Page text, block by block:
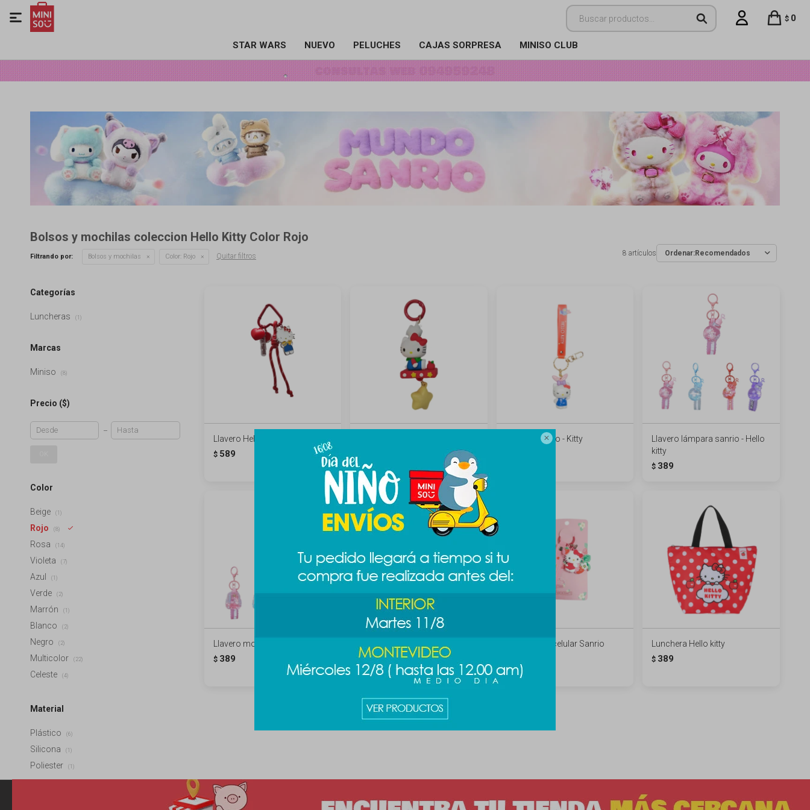

STAR WARS NUEVO PELUCHES CAJAS SORPRESA MINISO CLUB
$ 0

Bolsos y mochilas coleccion Hello Kitty Color Rojo
8 artículos Recomendados
Filtrando por: Bolsos y mochilas Color: Rojo Quitar filtros
Llavero Hello Kitty LED - rojo
$ 589
Llavero Sanrio - Kitty
Llavero lámpara sanrio - Hello
kitty
$ 389
Llavero mochila sanrio - Kitty
$ 389
Llavero mochila sanrio -
Kuromi
$ 389
Colgante de celular Sanrio
$ 219
Lunchera Hello kitty
$ 389
Categorías
Luncheras (1)
Marcas
Miniso (8)
Precio ($)
Color
Beige (1)
Rojo (8)
Rosa (14)
Violeta (7)
Azul (1)
Verde (2)
Marrón (1)
Blanco (2)
Negro (2)
Multicolor (22)
Celeste (4)
Material
Plástico (6)
Silicona (1)
Poliester (1)